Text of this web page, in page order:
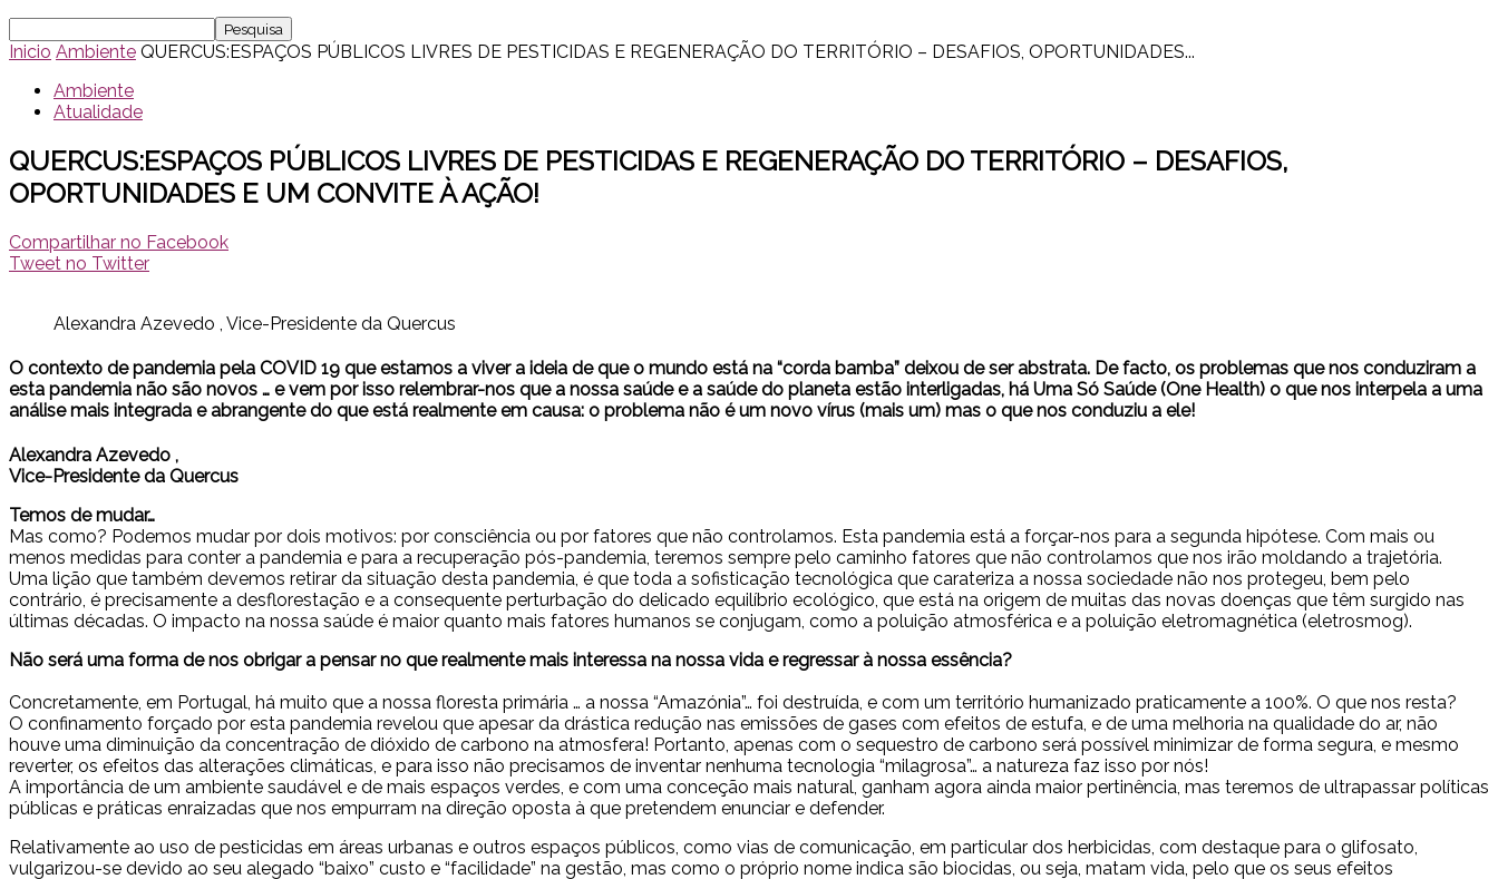
Inicio Ambiente QUERCUS:ESPAÇOS PÚBLICOS LIVRES DE PESTICIDAS E REGENERAÇÃO DO TERRITÓRIO – DESAFIOS, OPORTUNIDADES...
Ambiente
Atualidade
QUERCUS:ESPAÇOS PÚBLICOS LIVRES DE PESTICIDAS E REGENERAÇÃO DO TERRITÓRIO – DESAFIOS,
OPORTUNIDADES E UM CONVITE À AÇÃO!
Compartilhar no Facebook
Tweet no Twitter
Alexandra Azevedo , Vice-Presidente da Quercus
O contexto de pandemia pela COVID 19 que estamos a viver a ideia de que o mundo está na “corda bamba” deixou de ser abstrata. De facto, os problemas que nos conduziram a
esta pandemia não são novos … e vem por isso relembrar-nos que a nossa saúde e a saúde do planeta estão interligadas, há Uma Só Saúde (One Health) o que nos interpela a uma
análise mais integrada e abrangente do que está realmente em causa: o problema não é um novo vírus (mais um) mas o que nos conduziu a ele!
Alexandra Azevedo ,
Vice-Presidente da Quercus
Temos de mudar…
Mas como? Podemos mudar por dois motivos: por consciência ou por fatores que não controlamos. Esta pandemia está a forçar-nos para a segunda hipótese. Com mais ou
menos medidas para conter a pandemia e para a recuperação pós-pandemia, teremos sempre pelo caminho fatores que não controlamos que nos irão moldando a trajetória.
Uma lição que também devemos retirar da situação desta pandemia, é que toda a sofisticação tecnológica que carateriza a nossa sociedade não nos protegeu, bem pelo
contrário, é precisamente a desflorestação e a consequente perturbação do delicado equilíbrio ecológico, que está na origem de muitas das novas doenças que têm surgido nas
últimas décadas. O impacto na nossa saúde é maior quanto mais fatores humanos se conjugam, como a poluição atmosférica e a poluição eletromagnética (eletrosmog).
Não será uma forma de nos obrigar a pensar no que realmente mais interessa na nossa vida e regressar à nossa essência?
Concretamente, em Portugal, há muito que a nossa floresta primária … a nossa “Amazónia”… foi destruída, e com um território humanizado praticamente a 100%. O que nos resta?
O confinamento forçado por esta pandemia revelou que apesar da drástica redução nas emissões de gases com efeitos de estufa, e de uma melhoria na qualidade do ar, não
houve uma diminuição da concentração de dióxido de carbono na atmosfera! Portanto, apenas com o sequestro de carbono será possível minimizar de forma segura, e mesmo
reverter, os efeitos das alterações climáticas, e para isso não precisamos de inventar nenhuma tecnologia “milagrosa”… a natureza faz isso por nós!
A importância de um ambiente saudável e de mais espaços verdes, e com uma conceção mais natural, ganham agora ainda maior pertinência, mas teremos de ultrapassar políticas
públicas e práticas enraizadas que nos empurram na direção oposta à que pretendem enunciar e defender.
Relativamente ao uso de pesticidas em áreas urbanas e outros espaços públicos, como vias de comunicação, em particular dos herbicidas, com destaque para o glifosato,
vulgarizou-se devido ao seu alegado “baixo” custo e “facilidade” na gestão, mas como o próprio nome indica são biocidas, ou seja, matam vida, pelo que os seus efeitos